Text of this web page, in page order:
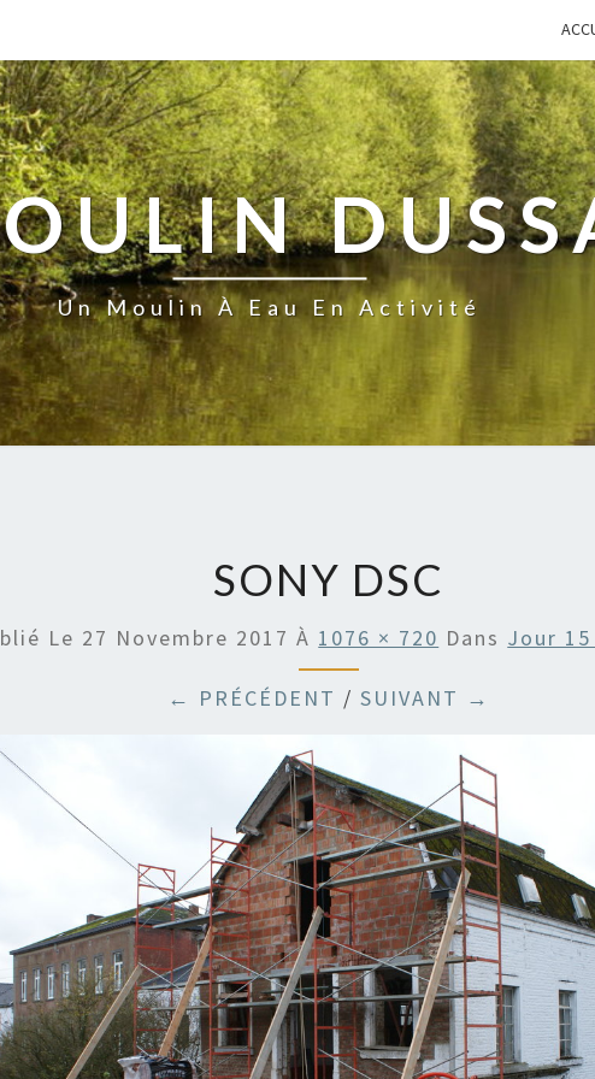
Un Moulin À Eau En Activité
SONY DSC
Le 27 Novembre 2017 À 1076 × 720 Dans Jour
← PRÉCÉDENT / SUIVANT →